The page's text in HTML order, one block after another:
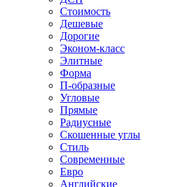
Стоимость
Дешевые
Дорогие
Эконом-класс
Элитные
Форма
П-образные
Угловые
Прямые
Радиусные
Скошенные углы
Стиль
Современные
Евро
Английские